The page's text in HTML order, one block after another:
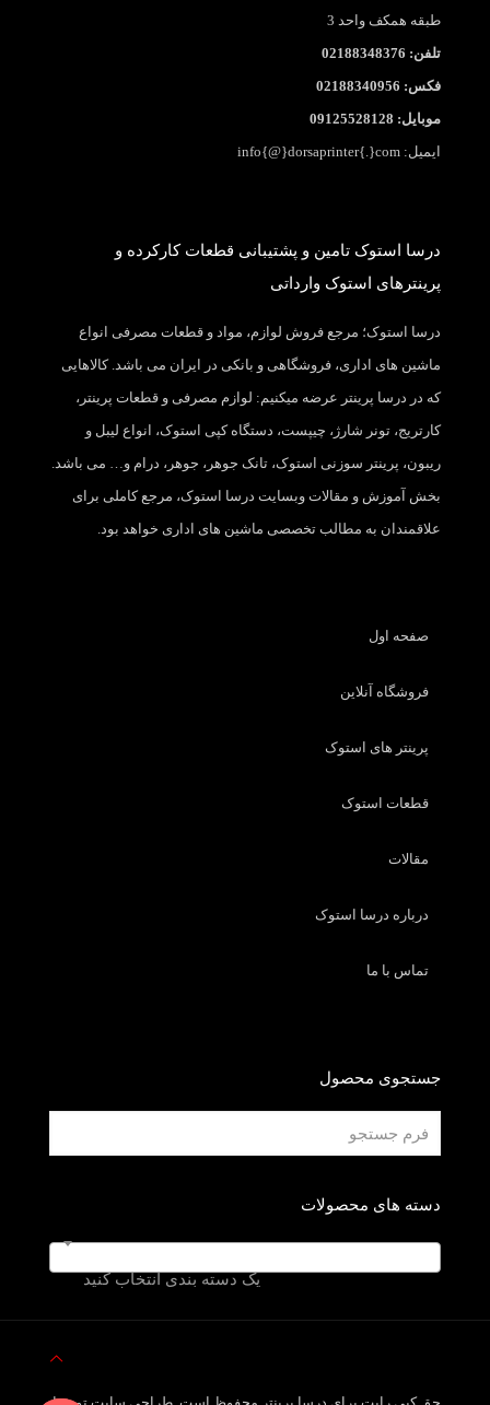
طبقه همکف واحد 3
تلفن: 02188348376
فکس: 02188340956
موبایل: 09125528128
ایمیل: info{@}dorsaprinter{.}com
درسا استوک تامین و پشتیبانی قطعات کارکرده و
پرینترهای استوک وارداتی
درسا استوک؛ مرجع فروش لوازم، مواد و قطعات مصرفی انواع
ماشین های اداری، فروشگاهی و بانکی در ایران می باشد. کالاهایی
که در درسا پرینتر عرضه میکنیم: لوازم مصرفی و قطعات پرینتر،
کارتریج، تونر شارژ، چیپست، دستگاه کپی استوک، انواع لیبل و
ریبون، پرینتر سوزنی استوک، تانک جوهر، جوهر، درام و… می باشد.
بخش آموزش و مقالات وبسایت درسا استوک، مرجع کاملی برای
علاقمندان به مطالب تخصصی ماشین های اداری خواهد بود.
صفحه اول
فروشگاه آنلاین
پرینتر های استوک
قطعات استوک
مقالات
درباره درسا استوک
تماس با ما
جستجوی محصول
دسته های محصولات
یک دسته بندی انتخاب کنید